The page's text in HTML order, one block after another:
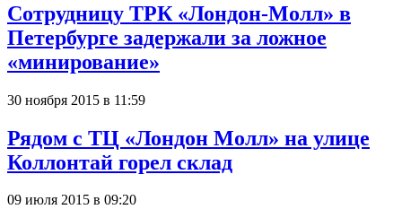
Сотрудницу ТРК «Лондон-Молл» в
Петербурге задержали за ложное
«минирование»
30 ноября 2015 в 11:59
Рядом с ТЦ «Лондон Молл» на улице
Коллонтай горел склад
09 июля 2015 в 09:20